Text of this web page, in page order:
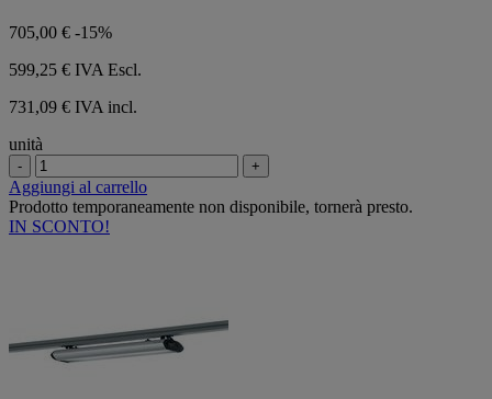
705,00 € -15%
599,25 € IVA Escl.
731,09 € IVA incl.
unità
- +
Aggiungi al carrello
Prodotto temporaneamente non disponibile, tornerà presto.
IN SCONTO!